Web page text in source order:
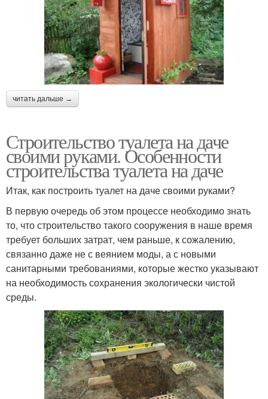
читать дальше →
Строительство туалета на даче
своими руками. Особенности
строительства туалета на даче
Итак, как построить туалет на даче своими руками?
В первую очередь об этом процессе необходимо знать
то, что строительство такого сооружения в наше время
требует больших затрат, чем раньше, к сожалению,
связанно даже не с веянием моды, а с новыми
санитарными требованиями, которые жестко указывают
на необходимость сохранения экологически чистой
среды.